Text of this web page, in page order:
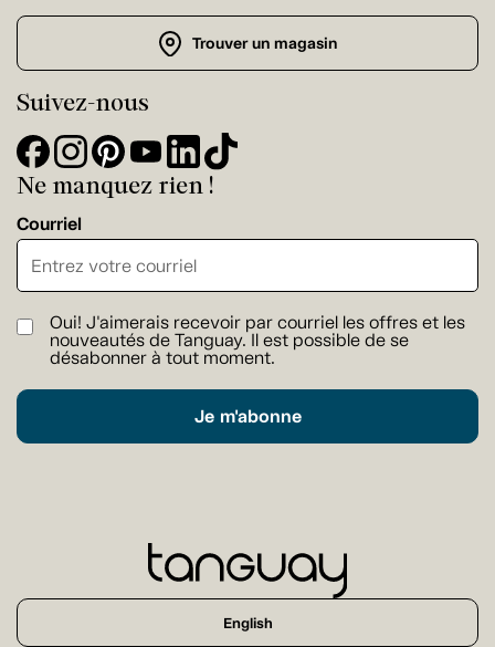
Trouver un magasin
Suivez-nous
Ne manquez rien !
Courriel
Oui! J'aimerais recevoir par courriel les offres et les
nouveautés de Tanguay. Il est possible de se
désabonner à tout moment.
Je m'abonne
English